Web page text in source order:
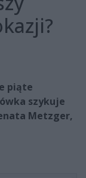
piąte
szykuje
Metzger,